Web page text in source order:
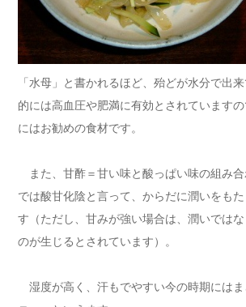
「水母」と書かれるほど、殆どが水分で出
的には高血圧や肥満に有効とされています
にはお勧めの食材です。
また、甘酢＝甘い味と酸っぱい味の組み
では酸甘化陰と言って、からだに潤いをも
す（ただし、甘みが強い場合は、潤いでは
のが生じるとされています）。
湿度が高く、汗もでやすい今の時期にはま